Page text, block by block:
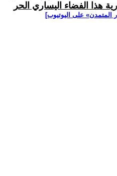
هذا الفضاء اليساري الحر
المتمدن» على اليوتيوب]